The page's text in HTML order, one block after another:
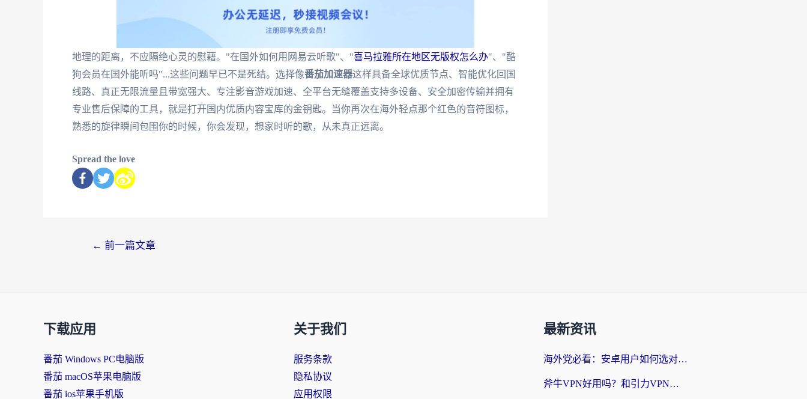
地理的距离，不应隔绝心灵的慰藉。"在国外如何用网易云听歌"、"喜马拉雅所在地区无版权怎么办"、"酷
狗会员在国外能听吗"...这些问题早已不是死结。选择像番茄加速器这样具备全球优质节点、智能优化回国
线路、真正无限流量且带宽强大、专注影音游戏加速、全平台无缝覆盖支持多设备、安全加密传输并拥有
专业售后保障的工具，就是打开国内优质内容宝库的金钥匙。当你再次在海外轻点那个红色的音符图标，
熟悉的旋律瞬间包围你的时候，你会发现，想家时听的歌，从未真正远离。
Spread the love
← 前一篇文章
下载应用
番茄 Windows PC电脑版
番茄 macOS苹果电脑版
番茄 ios苹果手机版
关于我们
服务条款
隐私协议
应用权限
最新资讯
海外党必看：安卓用户如何选对回国VPN？从踩坑到无缝访问的全攻略
斧牛VPN好用吗？和引力VPN对比哪个回国效果更好？海外党亲测3款加速器+避坑指南